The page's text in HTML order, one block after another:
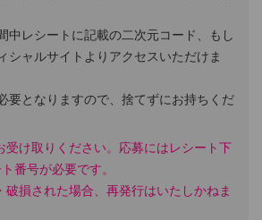
中レシートに記載の二次元コード、もし
シャルサイトよりアクセスいただけま
要となりますので、捨てずにお持ちくだ
受け取りください。応募にはレシート下
番号が必要です。
破損された場合、再発行はいたしかねま